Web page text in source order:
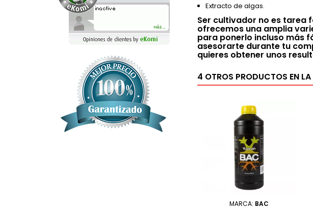
Extracto de algas.
Ser cultivador no es tarea
ofrecemos una amplia
para ponerlo incluso más
asesorarte durante tu
quieres obtener unos
4 OTROS PRODUCTOS EN
MARCA: BAC